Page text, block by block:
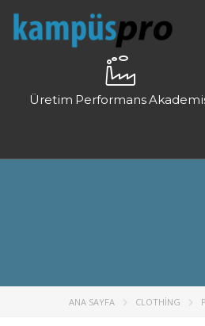
Üretim Performans
ANA SAYFA CLOTHING